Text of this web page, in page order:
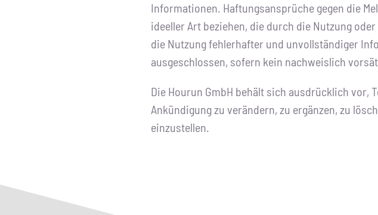
Informationen. Haftungsansprüche gegen die
ideeller Art beziehen, die durch die Nutzung
die Nutzung fehlerhafter und unvollständiger
ausgeschlossen, sofern kein nachweislich
Die Hourun GmbH behält sich ausdrücklich vor,
Ankündigung zu verändern, zu ergänzen, zu
einzustellen.